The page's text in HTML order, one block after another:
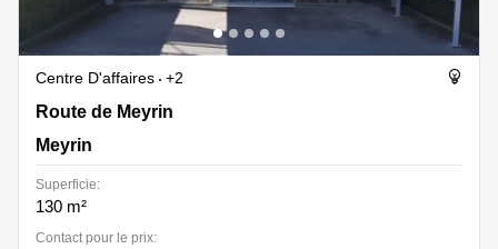
Centre D'affaires
+2
Route de Meyrin 267, Meyrin
Route de Meyrin
Meyrin
Superficie:
130 m²
Contact pour le prix: